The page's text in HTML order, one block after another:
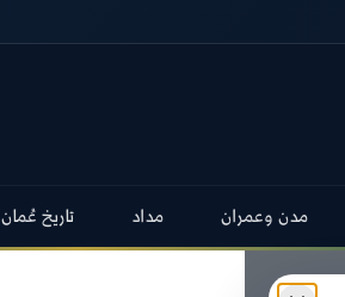
مدن وعمران مداد تاريخ عُمان